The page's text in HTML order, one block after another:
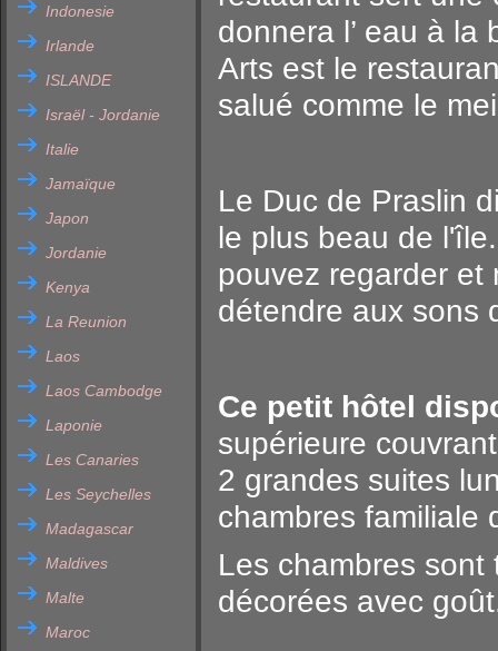
Indonesie
Irlande
ISLANDE
Israël - Jordanie
Italie
Jamaïque
Japon
Jordanie
Kenya
La Reunion
Laos
Laos Cambodge
Laponie
Les Canaries
Les Seychelles
Madagascar
Maldives
Malte
Maroc
donnera l’ eau à
Arts est le
salué comme le
Le Duc de Praslin
le plus beau de
pouvez regarder et
détendre aux sons
Ce petit hôtel
supérieure
2 grandes suites
chambres familiale
Les chambres
décorées avec